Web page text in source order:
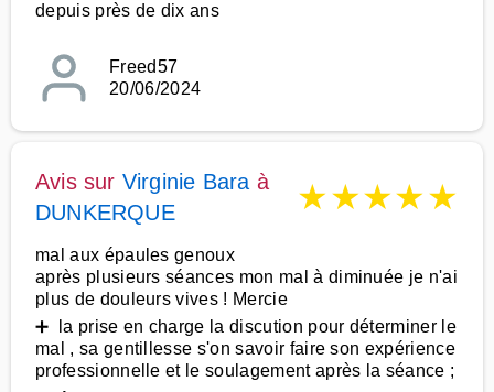
depuis près de dix ans
Freed57
20/06/2024
Avis sur Virginie Bara à
DUNKERQUE
★★★★★
mal aux épaules genoux
après plusieurs séances mon mal à diminuée je n'ai
plus de douleurs vives ! Mercie
➕ la prise en charge la discution pour déterminer le
mal , sa gentillesse s'on savoir faire son expérience
professionnelle et le soulagement après la séance ;